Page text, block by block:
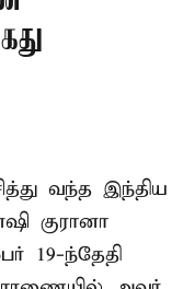
வந்த இந்திய
குரானா
19-ந்தேதி